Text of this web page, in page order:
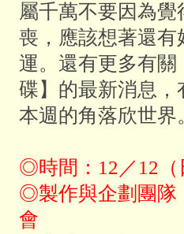
屬千萬不要因為
喪，應該想著還
運。還有更多有
碟】的最新消息
本週的角落欣世界
◎時間：12／12（
◎製作與企劃團隊
會